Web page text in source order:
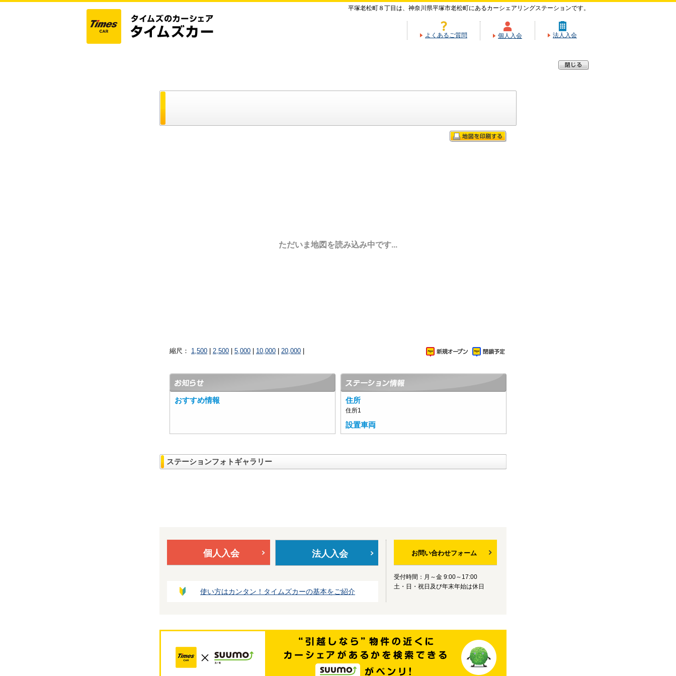
平塚老松町８丁目は、神奈川県平塚市老松町にあるカーシェアリングステーションです。
よくあるご質問 個人入会 法人入会
ただいま地図を読み込み中です...
縮尺： 1,500 2,500 5,000 10,000 20,000
おすすめ情報 住所
住所1
設置車両
ステーションフォトギャラリー
個人入会 法人入会
使い方はカンタン！タイムズカーの基本をご紹介
お問い合わせフォーム
受付時間：月～金 9:00～17:00
土・日・祝日及び年末年始は休日